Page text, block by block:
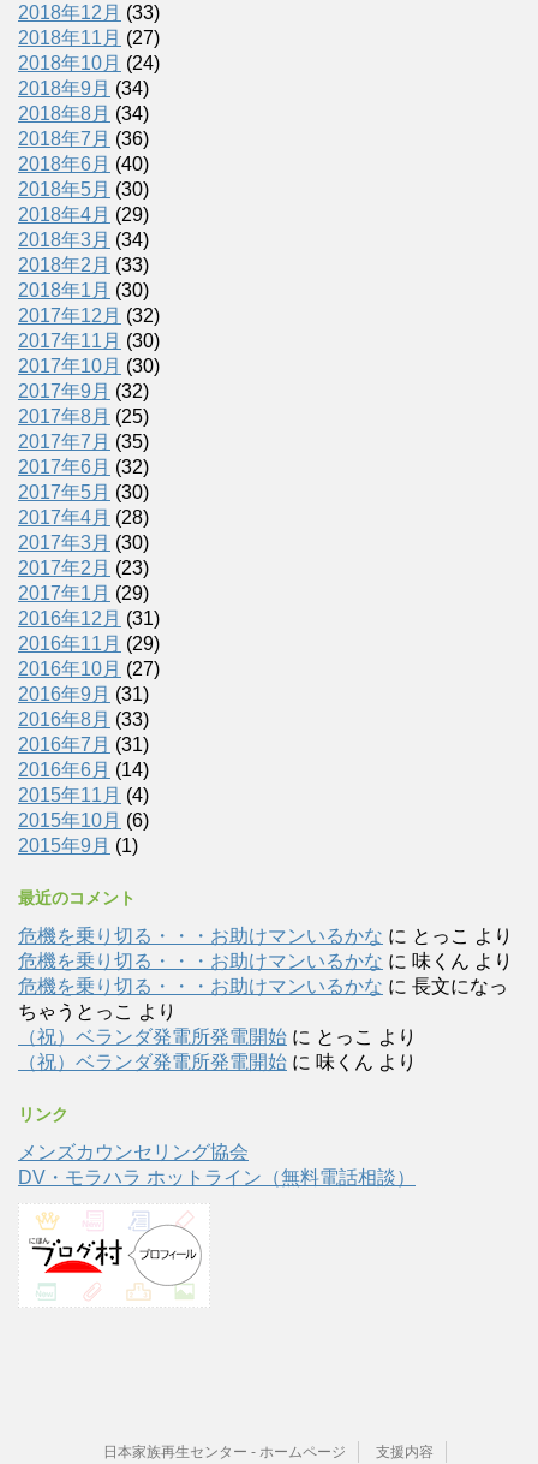
2018年12月 (33)
2018年11月 (27)
2018年10月 (24)
2018年9月 (34)
2018年8月 (34)
2018年7月 (36)
2018年6月 (40)
2018年5月 (30)
2018年4月 (29)
2018年3月 (34)
2018年2月 (33)
2018年1月 (30)
2017年12月 (32)
2017年11月 (30)
2017年10月 (30)
2017年9月 (32)
2017年8月 (25)
2017年7月 (35)
2017年6月 (32)
2017年5月 (30)
2017年4月 (28)
2017年3月 (30)
2017年2月 (23)
2017年1月 (29)
2016年12月 (31)
2016年11月 (29)
2016年10月 (27)
2016年9月 (31)
2016年8月 (33)
2016年7月 (31)
2016年6月 (14)
2015年11月 (4)
2015年10月 (6)
2015年9月 (1)
最近のコメント
危機を乗り切る・・・お助けマンいるかな に とっこ より
危機を乗り切る・・・お助けマンいるかな に 味くん より
危機を乗り切る・・・お助けマンいるかな に 長文になっ
ちゃうとっこ より
（祝）ベランダ発電所発電開始 に とっこ より
（祝）ベランダ発電所発電開始 に 味くん より
リンク
メンズカウンセリング協会
DV・モラハラ ホットライン（無料電話相談）
日本家族再生センター - ホームページ 支援内容